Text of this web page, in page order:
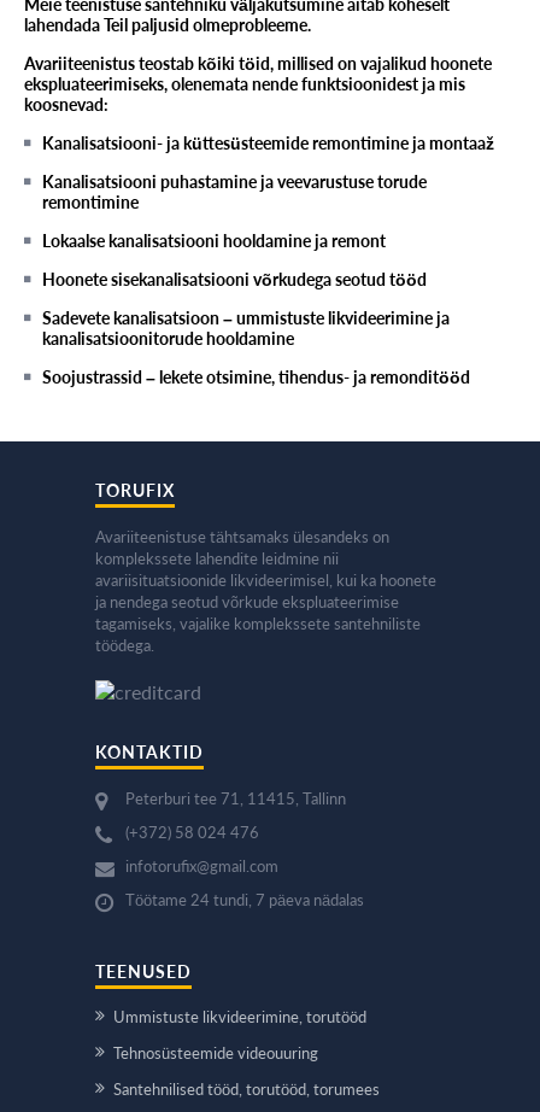
lahendada Teil paljusid olmeprobleeme.
Avariiteenistus teostab kõiki töid, millised on vajalikud hoonete
ekspluateerimiseks, olenemata nende funktsioonidest ja mis
koosnevad:
Kanalisatsiooni- ja küttesüsteemide remontimine ja montaaž
Kanalisatsiooni puhastamine ja veevarustuse torude
remontimine
Lokaalse kanalisatsiooni hooldamine ja remont
Hoonete sisekanalisatsiooni võrkudega seotud tööd
Sadevete kanalisatsioon – ummistuste likvideerimine ja
kanalisatsioonitorude hooldamine
Soojustrassid – lekete otsimine, tihendus- ja remonditööd
TORUFIX
Avariiteenistuse tähtsamaks ülesandeks on
komplekssete lahendite leidmine nii
avariisituatsioonide likvideerimisel, kui ka hoonete
ja nendega seotud võrkude ekspluateerimise
tagamiseks, vajalike komplekssete santehniliste
töödega.
TEENUSED
Ummistuste likvideerimine, torutööd
Tehnosüsteemide videouuring
Santehnilised tööd, torutööd, torumees
KONTAKTID
Peterburi tee 71, 11415, Tallinn
(+372) 58 024 476
infotorufix@gmail.com
Töötame 24 tundi, 7 päeva nädalas